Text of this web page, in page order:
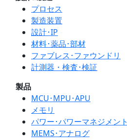
プロセス
製造装置
設計･IP
材料･薬品･部材
ファブレス･ファウンドリ
計測器・検査･検証
製品
MCU･MPU･APU
メモリ
パワー･パワーマネジメント
MEMS･アナログ